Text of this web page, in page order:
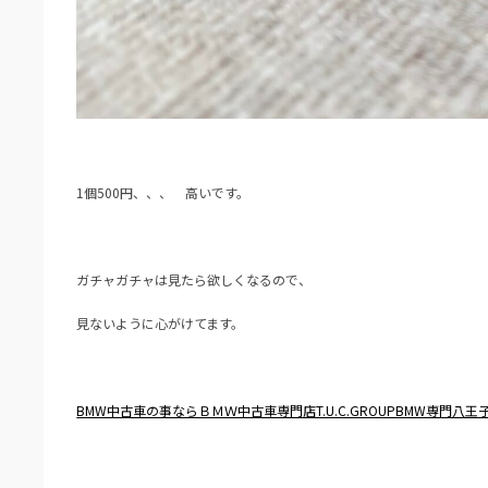
1個500円、、、 高いです。
ガチャガチャは見たら欲しくなるので、
見ないように心がけてます。
BMW中古車の事ならＢＭＷ中古車専門店T.U.C.GROUPBMW専門八王